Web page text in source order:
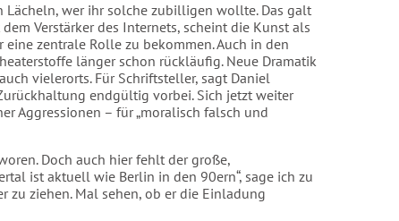
Lächeln, wer ihr solche zubilligen wollte. Das galt
Verstärker des Internets, scheint die Kunst als
zentrale Rolle zu bekommen. Auch in den
länger schon rückläufig. Neue Dramatik
vielerorts. Für Schriftsteller, sagt Daniel
endgültig vorbei. Sich jetzt weiter
Aggressionen – für „moralisch falsch und
Doch auch hier fehlt der große,
ist aktuell wie Berlin in den 90ern“, sage ich zu
zu ziehen. Mal sehen, ob er die Einladung